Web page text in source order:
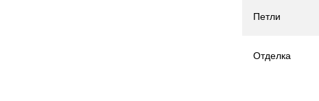
Петли
Отделка